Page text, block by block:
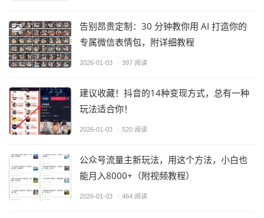
告别昂贵定制：30 分钟教你用 AI 打造你的
专属微信表情包，附详细教程
2026-01-03 / 397 阅读
建议收藏！抖音的14种变现方式，总有一种
玩法适合你！
2026-01-03 / 520 阅读
公众号流量主新玩法，用这个方法，小白也
能月入8000+（附视频教程）
2026-01-03 / 464 阅读